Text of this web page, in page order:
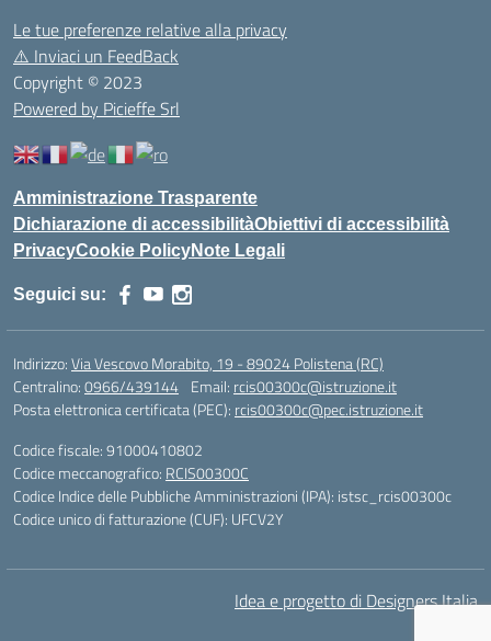
Le tue preferenze relative alla privacy
⚠️ Inviaci un FeedBack
Copyright © 2023
Powered by Picieffe Srl
Amministrazione Trasparente
Dichiarazione di accessibilitàObiettivi di accessibilità
PrivacyCookie PolicyNote Legali
Seguici su:
Indirizzo:Via Vescovo Morabito, 19 - 89024 Polistena (RC)
Centralino:0966/439144 Email: rcis00300c@istruzione.it
Posta elettronica certificata (PEC): rcis00300c@pec.istruzione.it
Codice fiscale: 91000410802
Codice meccanografico: RCIS00300C
Codice Indice delle Pubbliche Amministrazioni (IPA): istsc_rcis00300c
Codice unico di fatturazione (CUF): UFCV2Y
Idea e progetto di Designers Italia